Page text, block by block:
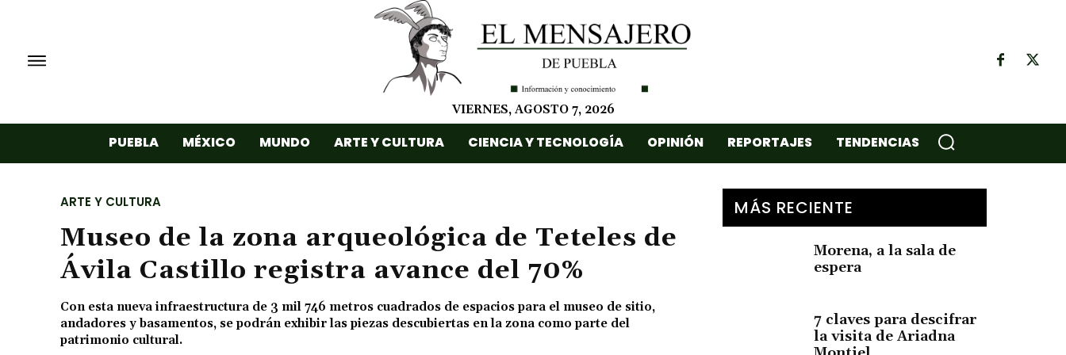
VIERNES, AGOSTO 7, 2026
PUEBLA MÉXICO MUNDO ARTE Y CULTURA CIENCIA Y TECNOLOGÍA OPINIÓN REPORTAJES TENDENCIAS
ARTE Y CULTURA
Museo de la zona arqueológica de Teteles de
Ávila Castillo registra avance del 70%
Con esta nueva infraestructura de 3 mil 746 metros cuadrados de espacios para el museo de sitio,
andadores y basamentos, se podrán exhibir las piezas descubiertas en la zona como parte del
patrimonio cultural.
MÁS RECIENTE
Morena, a la sala de
espera
7 claves para descifrar
la visita de Ariadna